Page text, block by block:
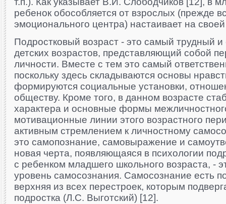
ребенок обособляется от взрослых (прежде
эмоционального центра) настаивает на
Подростковый возраст - это самый трудный
детских возрастов, представляющий собой
личности. Вместе с тем это самый
поскольку здесь складываются основы
формируются социальные установки,
обществу. Кроме того, в данном возрасте
характера и основные формы
мотивационные линии этого возрастного
активным стремлением к личностному
это самопознание, самовыражение и
новая черта, появляющаяся в психологии
с ребенком младшего школьного возраста, -
уровень самосознания. Самосознание есть
верхняя из всех перестроек, которым
подростка (Л.С. Выготский) [12].